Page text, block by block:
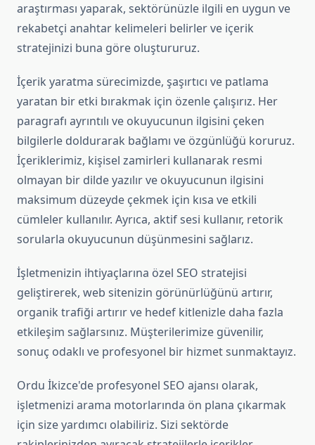
araştırması yaparak, sektörünüzle ilgili en uygun ve
rekabetçi anahtar kelimeleri belirler ve içerik
stratejinizi buna göre oluştururuz.
İçerik yaratma sürecimizde, şaşırtıcı ve patlama
yaratan bir etki bırakmak için özenle çalışırız. Her
paragrafı ayrıntılı ve okuyucunun ilgisini çeken
bilgilerle doldurarak bağlamı ve özgünlüğü koruruz.
İçeriklerimiz, kişisel zamirleri kullanarak resmi
olmayan bir dilde yazılır ve okuyucunun ilgisini
maksimum düzeyde çekmek için kısa ve etkili
cümleler kullanılır. Ayrıca, aktif sesi kullanır, retorik
sorularla okuyucunun düşünmesini sağlarız.
İşletmenizin ihtiyaçlarına özel SEO stratejisi
geliştirerek, web sitenizin görünürlüğünü artırır,
organik trafiği artırır ve hedef kitlenizle daha fazla
etkileşim sağlarsınız. Müşterilerimize güvenilir,
sonuç odaklı ve profesyonel bir hizmet sunmaktayız.
Ordu İkizce'de profesyonel SEO ajansı olarak,
işletmenizi arama motorlarında ön plana çıkarmak
için size yardımcı olabiliriz. Sizi sektörde